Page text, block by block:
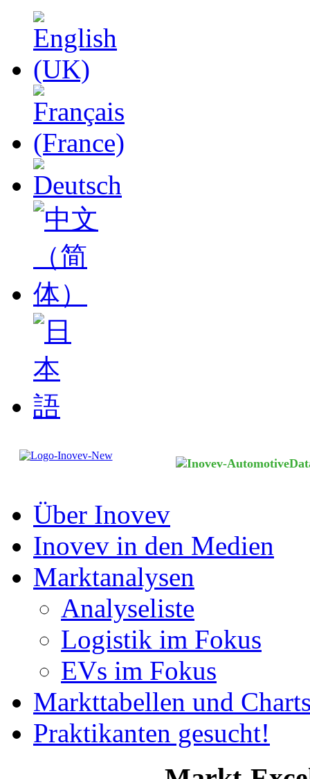
Über Inovev
Inovev in den Medien
Marktanalysen
Analyseliste
Logistik im Fokus
EVs im Fokus
Markttabellen und
Praktikanten gesucht!